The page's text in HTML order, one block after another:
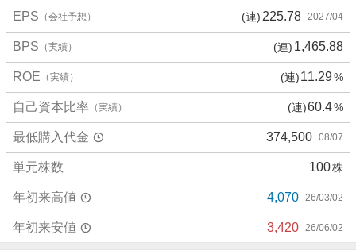
EPS （会社予想） (連) 225.78 2027/04
BPS （実績） (連) 1,465.88
ROE （実績） (連)11.29%
自己資本比率 （実績） (連)60.4%
最低購入代金 374,500 08/07
単元株数 100株
年初来高値 4,070 26/03/02
年初来安値 3,420 26/06/02